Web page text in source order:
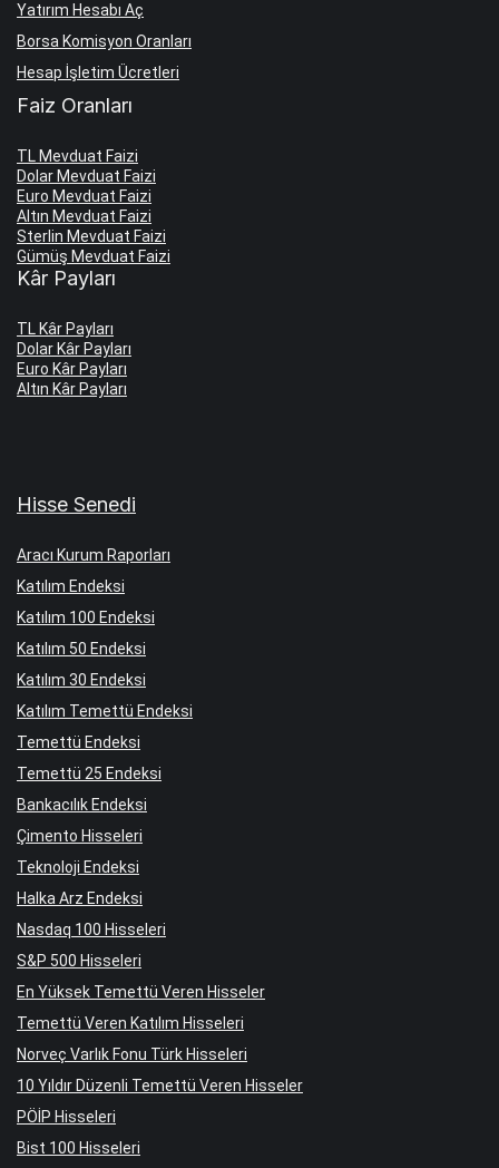
Yatırım Hesabı Aç
Borsa Komisyon Oranları
Hesap İşletim Ücretleri
Faiz Oranları
TL Mevduat Faizi
Dolar Mevduat Faizi
Euro Mevduat Faizi
Altın Mevduat Faizi
Sterlin Mevduat Faizi
Gümüş Mevduat Faizi
Kâr Payları
TL Kâr Payları
Dolar Kâr Payları
Euro Kâr Payları
Altın Kâr Payları
Hisse Senedi
Aracı Kurum Raporları
Katılım Endeksi
Katılım 100 Endeksi
Katılım 50 Endeksi
Katılım 30 Endeksi
Katılım Temettü Endeksi
Temettü Endeksi
Temettü 25 Endeksi
Bankacılık Endeksi
Çimento Hisseleri
Teknoloji Endeksi
Halka Arz Endeksi
Nasdaq 100 Hisseleri
S&P 500 Hisseleri
En Yüksek Temettü Veren Hisseler
Temettü Veren Katılım Hisseleri
Norveç Varlık Fonu Türk Hisseleri
10 Yıldır Düzenli Temettü Veren Hisseler
PÖİP Hisseleri
Bist 100 Hisseleri